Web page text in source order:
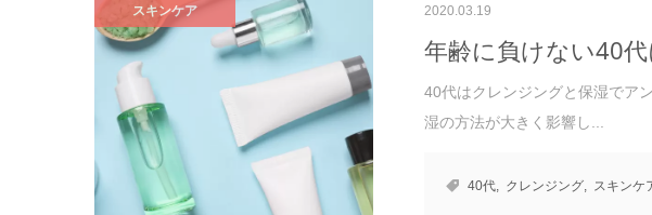
スキンケア 2020.03.19
年齢に負けない40
40代はクレンジングと保湿でア
湿の方法が大きく影響し...
40代 クレンジング スキンケ